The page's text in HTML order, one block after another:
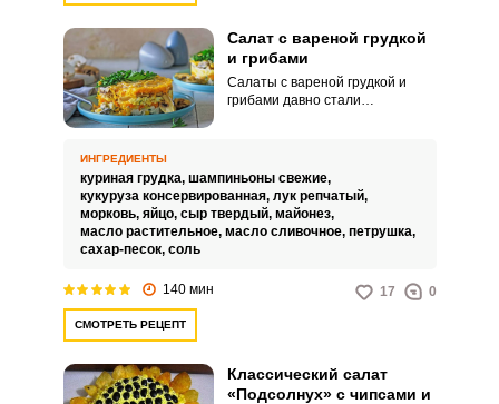
Салат с вареной грудкой
и грибами
Салаты с вареной грудкой и
грибами давно стали
гармонируют. В этом варианте
грибы обжариваем.
ИНГРЕДИЕНТЫ
куриная грудка, шампиньоны свежие,
кукуруза консервированная, лук репчатый,
морковь, яйцо, сыр твердый, майонез,
масло растительное, масло сливочное, петрушка,
сахар-песок, соль
140 мин 17 0
СМОТРЕТЬ РЕЦЕПТ
Классический салат
«Подсолнух» с чипсами и